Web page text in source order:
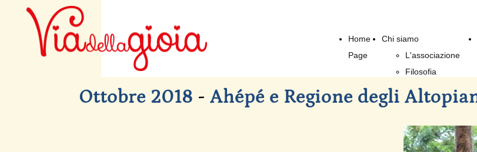
Home
Page
Chi siamo
L'associazione
Filosofia
Ottobre 2018 - Ahépé e Regione degli